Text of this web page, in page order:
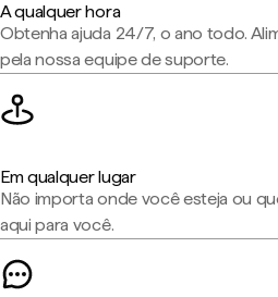
A qualquer hora
Obtenha ajuda 24/7, o ano todo.
pela nossa equipe de suporte.
Em qualquer lugar
Não importa onde você esteja ou
aqui para você.